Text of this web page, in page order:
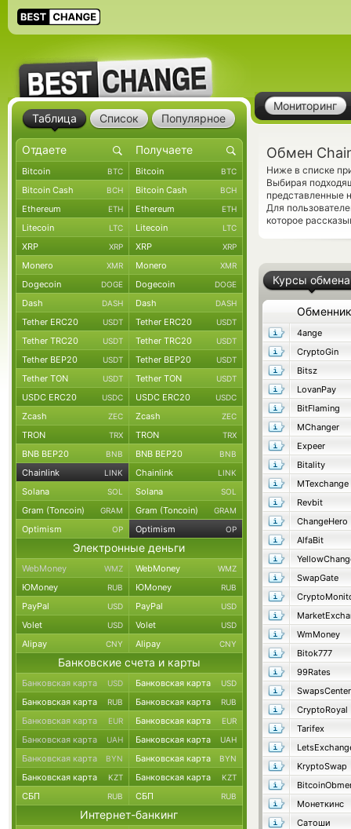
Мониторинг
Обмен
Ниже в списке
Выбирая
представленные
Для
которое
Курсы обмена
Обменник
4ange
CryptoGin
Bitsz
LovanPay
BitFlaming
MChanger
Expeer
Bitality
MTexchange
Revbit
ChangeHero
AlfaBit
SwapGate
WmMoney
Bitok777
99Rates
SwapsCenter
CryptoRoyal
Tarifex
KryptoSwap
Монеткинс
Сатоши
Таблица Список Популярное
Bitcoin BTC Bitcoin BTC
Bitcoin Cash BCH Bitcoin Cash BCH
Ethereum ETH Ethereum ETH
Litecoin LTC Litecoin LTC
XRP XRP XRP XRP
Monero XMR Monero XMR
Dogecoin DOGE Dogecoin DOGE
Dash DASH Dash DASH
Tether ERC20 USDT Tether ERC20 USDT
Tether TRC20 USDT Tether TRC20 USDT
Tether BEP20 USDT Tether BEP20 USDT
Tether TON USDT Tether TON USDT
USDC ERC20 USDC USDC ERC20 USDC
Zcash ZEC Zcash ZEC
TRON TRX TRON TRX
BNB BEP20 BNB BNB BEP20 BNB
Chainlink LINK Chainlink LINK
Solana SOL Solana SOL
Gram (Toncoin) GRAM Gram (Toncoin) GRAM
Optimism OP Optimism OP
Электронные деньги
WebMoney WMZ WebMoney WMZ
ЮMoney RUB ЮMoney RUB
PayPal USD PayPal USD
Volet USD Volet USD
Alipay CNY Alipay CNY
Банковские счета и карты
Банковская карта USD Банковская карта USD
Банковская карта RUB Банковская карта RUB
Банковская карта EUR Банковская карта EUR
Банковская карта UAH Банковская карта UAH
Банковская карта BYN Банковская карта BYN
Банковская карта KZT Банковская карта KZT
СБП RUB СБП RUB
Интернет-банкинг